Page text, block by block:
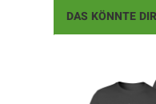
DAS KÖNNTE